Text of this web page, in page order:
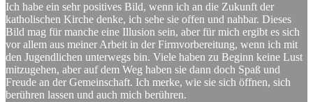
Ich habe ein sehr positives Bild, wenn ich an die Zukunft der
katholischen Kirche denke, ich sehe sie offen und nahbar. Dieses
Bild mag für manche eine Illusion sein, aber für mich ergibt es sich
vor allem aus meiner Arbeit in der Firmvorbereitung, wenn ich mit
den Jugendlichen unterwegs bin. Viele haben zu Beginn keine Lust
mitzugehen, aber auf dem Weg haben sie dann doch Spaß und
Freude an der Gemeinschaft. Ich merke, wie sie sich öffnen, sich
berühren lassen und auch mich berühren.